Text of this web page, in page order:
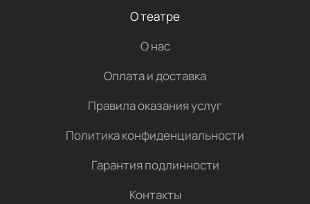
О театре
О нас
Оплата и доставка
Правила оказания услуг
Политика конфиденциальности
Гарантия подлинности
Контакты